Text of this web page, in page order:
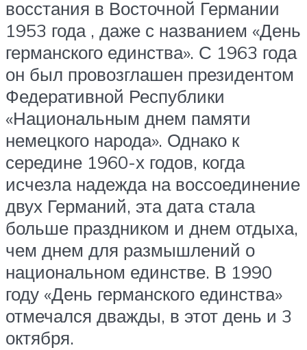
восстания в Восточной Германии
1953 года , даже с названием «День
германского единства». С 1963 года
он был провозглашен президентом
Федеративной Республики
«Национальным днем ​​памяти
немецкого народа». Однако к
середине 1960-х годов, когда
исчезла надежда на воссоединение
двух Германий, эта дата стала
больше праздником и днем ​​отдыха,
чем днем ​​для размышлений о
национальном единстве. В 1990
году «День германского единства»
отмечался дважды, в этот день и 3
октября.